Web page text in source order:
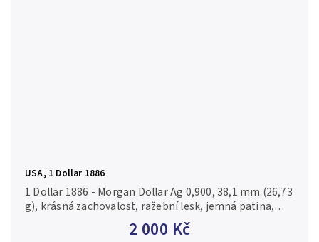
USA, 1 Dollar 1886
2 000 Kč
1 Dollar 1886 - Morgan Dollar Ag 0,900, 38,1 mm (26,73
g), krásná zachovalost, ražební lesk, jemná patina,